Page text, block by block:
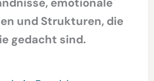
und Strukturen, die
gedacht sind.